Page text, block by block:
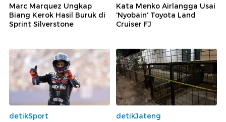
Marc Marquez Ungkap
Biang Kerok Hasil Buruk di
Sprint Silverstone
Kata Menko Airlangga Usai
'Nyobain' Toyota Land
Cruiser FJ
detikSport
detikJateng